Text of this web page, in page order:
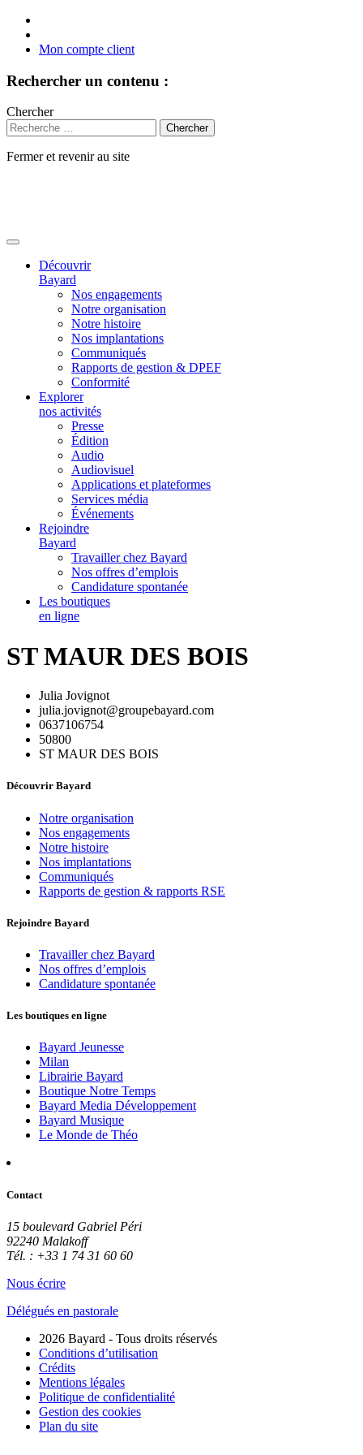
Mon compte client
Rechercher un contenu :
Chercher
Fermer et revenir au site
Découvrir
Bayard
Nos engagements
Notre organisation
Notre histoire
Nos implantations
Communiqués
Rapports de gestion & DPEF
Conformité
Explorer
nos activités
Presse
Édition
Audio
Audiovisuel
Applications et plateformes
Services média
Événements
Rejoindre
Bayard
Travailler chez Bayard
Nos offres d’emplois
Candidature spontanée
Les boutiques
en ligne
ST MAUR DES BOIS
Julia Jovignot
julia.jovignot@groupebayard.com
0637106754
50800
ST MAUR DES BOIS
Découvrir Bayard
Notre organisation
Nos engagements
Notre histoire
Nos implantations
Communiqués
Rapports de gestion & rapports RSE
Rejoindre Bayard
Travailler chez Bayard
Nos offres d’emplois
Candidature spontanée
Les boutiques en ligne
Bayard Jeunesse
Milan
Librairie Bayard
Boutique Notre Temps
Bayard Media Développement
Bayard Musique
Le Monde de Théo
Contact
15 boulevard Gabriel Péri
92240 Malakoff
Tél. : +33 1 74 31 60 60
Nous écrire
Délégués en pastorale
2026 Bayard - Tous droits réservés
Conditions d’utilisation
Crédits
Mentions légales
Politique de confidentialité
Gestion des cookies
Plan du site